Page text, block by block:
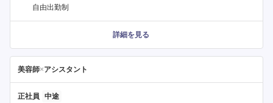
自由出勤制
詳細を見る
美容師×アシスタント
正社員